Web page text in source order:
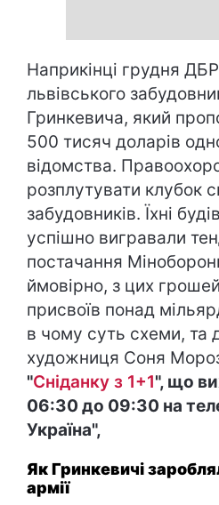
Наприкінці грудня
львівського
Гринкевича, який
500 тисяч доларів
відомства.
розплутувати клубок
забудовників. Їхні
успішно вигравали
постачання
ймовірно, з цих
присвоїв понад
в чому суть схеми, та
художниця Соня
"Сніданку з 1+1", що
06:30 до 09:30 на
Україна",
Як Гринкевичі
армії